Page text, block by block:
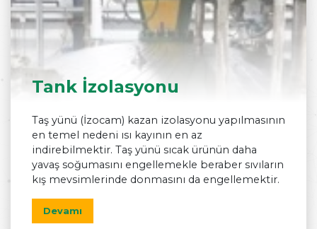
Tank İzolasyonu
Taş yünü (İzocam) kazan izolasyonu yapılmasının
en temel nedeni ısı kayının en az
indirebilmektir. Taş yünü sıcak ürünün daha
yavaş soğumasını engellemekle beraber sıvıların
kış mevsimlerinde donmasını da engellemektir.
Devamı